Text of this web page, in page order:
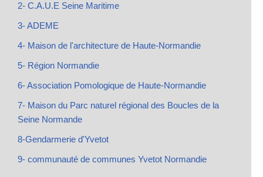
2- C.A.U.E Seine Maritime
3- ADEME
4- Maison de l'architecture de Haute-Normandie
5- Région Normandie
6- Association Pomologique de Haute-Normandie
7- Maison du Parc naturel régional des Boucles de la
Seine Normande
8-Gendarmerie d'Yvetot
9- communauté de communes Yvetot Normandie